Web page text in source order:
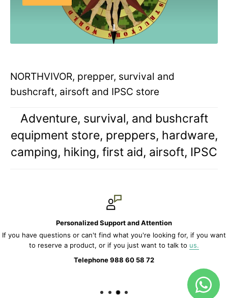
NORTHVIVOR, prepper, survival and
bushcraft, airsoft and IPSC store
Adventure, survival, and bushcraft
equipment store, preppers, hardware,
camping, hiking, first aid, airsoft, IPSC
Personalized Support and Attention
If you have questions or can't find what you're looking for, if you want
to reserve a product, or if you just want to talk to us.
Telephone 988 60 58 72